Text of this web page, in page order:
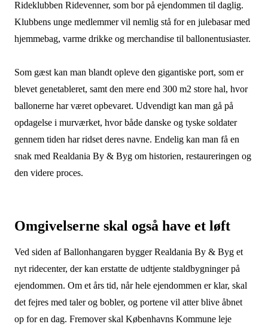
Rideklubben Ridevenner, som bor på ejendommen til daglig.
Klubbens unge medlemmer vil nemlig stå for en julebasar med
hjemmebag, varme drikke og merchandise til ballonentusiaster.
Som gæst kan man blandt opleve den gigantiske port, som er
blevet genetableret, samt den mere end 300 m2 store hal, hvor
ballonerne har været opbevaret. Udvendigt kan man gå på
opdagelse i murværket, hvor både danske og tyske soldater
gennem tiden har ridset deres navne. Endelig kan man få en
snak med Realdania By & Byg om historien, restaureringen og
den videre proces.
Omgivelserne skal også have et løft
Ved siden af Ballonhangaren bygger Realdania By & Byg et
nyt ridecenter, der kan erstatte de udtjente staldbygninger på
ejendommen. Om et års tid, når hele ejendommen er klar, skal
det fejres med taler og bobler, og portene vil atter blive åbnet
op for en dag. Fremover skal Københavns Kommune leje